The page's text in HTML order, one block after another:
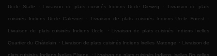
Uccle Stalle . Livraison de plats cuisinés Indiens Uccle Dieweg . Livraison de plats
cuisinés Indiens Uccle Calevoet . Livraison de plats cuisinés Indiens Uccle Forest .
Livraison de plats cuisinés Indiens Uccle . Livraison de plats cuisinés Indiens Ixelles
Quartier du Châtelain . Livraison de plats cuisinés Indiens Ixelles Matonge . Livraison de
plats cuisinés Indiens Ixelles Elsene . Livraison de plats cuisinés Indiens Ixelles Bruxelles